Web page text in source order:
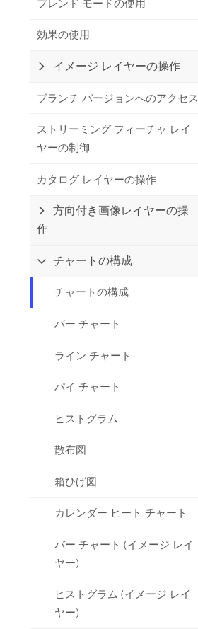
ブレンド モードの使用
効果の使用
イメージ レイヤーの操作
ブランチ バージョンへのアクセス
ストリーミング フィーチャ レイ
ヤーの制御
カタログ レイヤーの操作
方向付き画像レイヤーの操
作
チャートの構成
チャートの構成
バー チャート
ライン チャート
パイ チャート
ヒストグラム
散布図
箱ひげ図
カレンダー ヒート チャート
バー チャート (イメージ レイ
ヤー)
ヒストグラム (イメージ レイ
ヤー)